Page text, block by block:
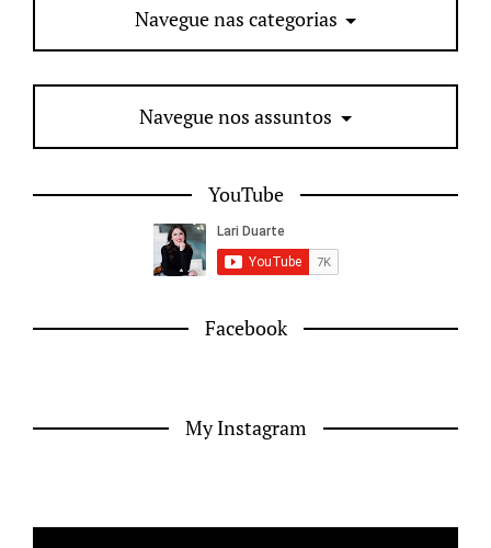
Navegue nas categorias
Navegue nos assuntos
YouTube
Facebook
My Instagram